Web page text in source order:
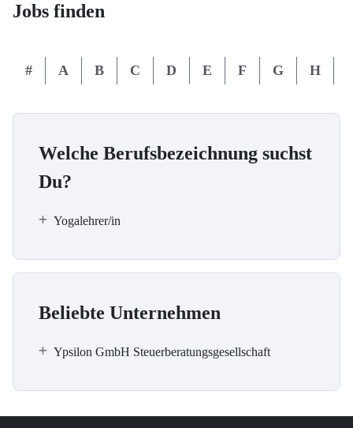
Jobs finden
# A B C D E F G H
Welche Berufsbezeichnung suchst
Du?
Yogalehrer/in
Beliebte Unternehmen
Ypsilon GmbH Steuerberatungsgesellschaft